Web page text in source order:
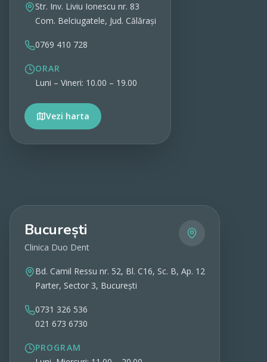
Str. Inv. Liviu Ionescu nr. 83
Com. Belciugatele, Jud. Călărași
0769 410 728
ORAR
Luni – Vineri: 10.00 – 19.00
Vezi harta
Vezi detalii
București
Clinica Duo Dent
Bd. Camil Ressu nr. 52, Bl. C16, Sc. B, Ap. 12
Parter, Sector 3, București
0731 326 536
021 673 6730
PROGRAM